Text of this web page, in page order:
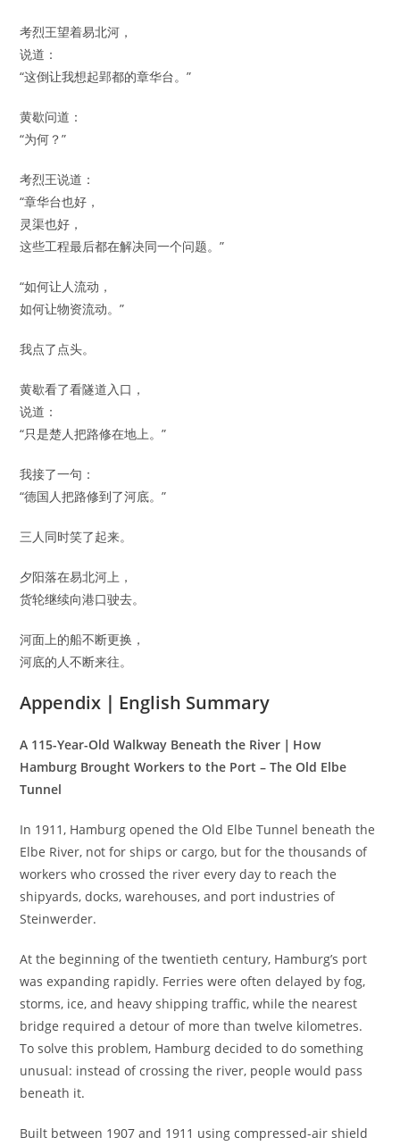
考烈王望着易北河，
说道：
“这倒让我想起郢都的章华台。”
黄歇问道：
“为何？”
考烈王说道：
“章华台也好，
灵渠也好，
这些工程最后都在解决同一个问题。”
“如何让人流动，
如何让物资流动。”
我点了点头。
黄歇看了看隧道入口，
说道：
“只是楚人把路修在地上。”
我接了一句：
“德国人把路修到了河底。”
三人同时笑了起来。
夕阳落在易北河上，
货轮继续向港口驶去。
河面上的船不断更换，
河底的人不断来往。
Appendix｜English Summary
A 115-Year-Old Walkway Beneath the River｜How
Hamburg Brought Workers to the Port – The Old Elbe
Tunnel
In 1911, Hamburg opened the Old Elbe Tunnel beneath the
Elbe River, not for ships or cargo, but for the thousands of
workers who crossed the river every day to reach the
shipyards, docks, warehouses, and port industries of
Steinwerder.
At the beginning of the twentieth century, Hamburg’s port
was expanding rapidly. Ferries were often delayed by fog,
storms, ice, and heavy shipping traffic, while the nearest
bridge required a detour of more than twelve kilometres.
To solve this problem, Hamburg decided to do something
unusual: instead of crossing the river, people would pass
beneath it.
Built between 1907 and 1911 using compressed-air shield